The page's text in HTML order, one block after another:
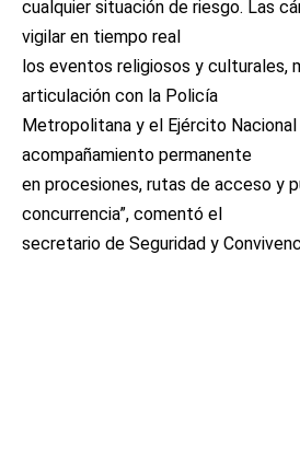
cualquier situación de riesgo. Las
vigilar en tiempo real
los eventos religiosos y culturales,
articulación con la Policía
Metropolitana y el Ejército Nacional
acompañamiento permanente
en procesiones, rutas de acceso y
concurrencia”, comentó el
secretario de Seguridad y